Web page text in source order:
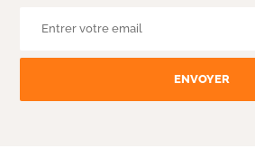
ENVOYER